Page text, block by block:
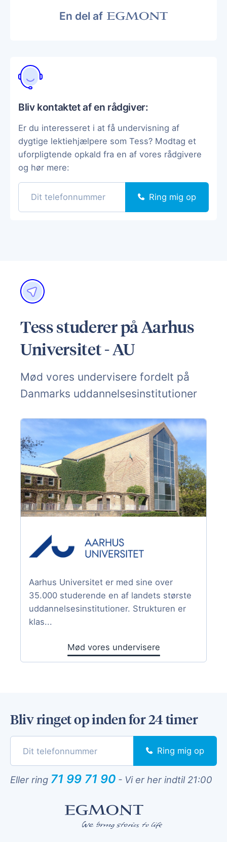
En del af
Bliv kontaktet af en rådgiver:
Er du interesseret i at få undervisning af
dygtige lektiehjælpere som Tess? Modtag et
uforpligtende opkald fra en af vores rådgivere
og hør mere:
Ring mig op
Tess studerer på Aarhus
Universitet - AU
Mød vores undervisere fordelt på
Danmarks uddannelsesinstitutioner
Aarhus Universitet er med sine over
35.000 studerende en af landets største
uddannelsesinstitutioner. Strukturen er
klas...
Mød vores undervisere
Bliv ringet op inden for 24 timer
Ring mig op
Eller ring 71 99 71 90 - Vi er her indtil 21:00